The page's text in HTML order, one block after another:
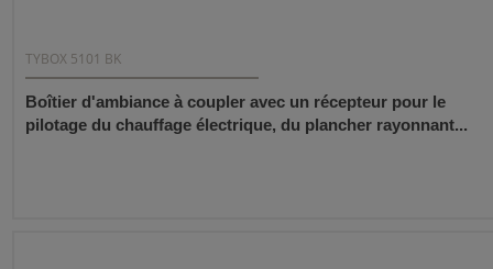
TYBOX 5101 BK
Boîtier d'ambiance à coupler avec un récepteur pour le
pilotage du chauffage électrique, du plancher rayonnant...